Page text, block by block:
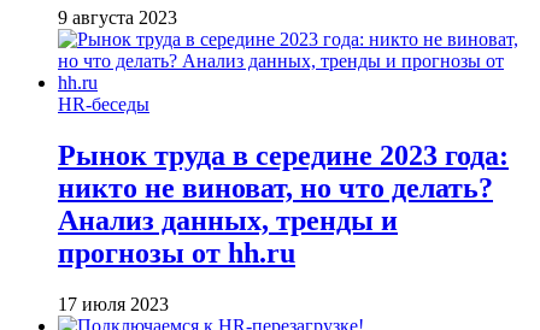
9 августа 2023
HR-беседы
Рынок труда в середине 2023 года:
никто не виноват, но что делать?
Анализ данных, тренды и
прогнозы от hh.ru
17 июля 2023